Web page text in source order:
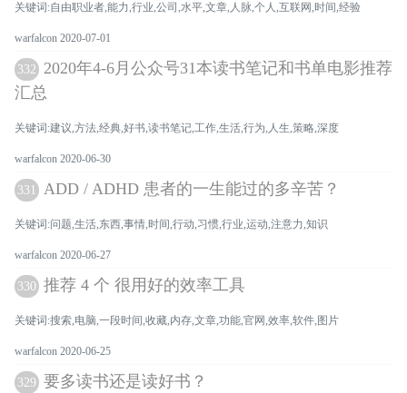
关键词:自由职业者,能力,行业,公司,水平,文章,人脉,个人,互联网,时间,经验
warfalcon 2020-07-01
332 2020年4-6月公众号31本读书笔记和书单电影推荐
汇总
关键词:建议,方法,经典,好书,读书笔记,工作,生活,行为,人生,策略,深度
warfalcon 2020-06-30
331 ADD / ADHD 患者的一生能过的多辛苦？
关键词:问题,生活,东西,事情,时间,行动,习惯,行业,运动,注意力,知识
warfalcon 2020-06-27
330 推荐 4 个 很用好的效率工具
关键词:搜索,电脑,一段时间,收藏,内存,文章,功能,官网,效率,软件,图片
warfalcon 2020-06-25
329 要多读书还是读好书？